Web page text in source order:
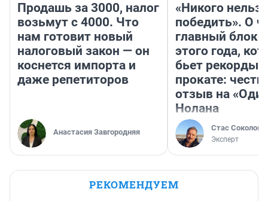
Продашь за 3000, налог
возьмут с 4000. Что
нам готовит новый
налоговый закон — он
коснется импорта и
даже репетиторов
Анастасия Завгородняя
«Никого нельзя
победить». О
главный
этого года,
бьет рекорды в
прокате:
отзыв на
Нолана
Стас Соколов
Эксперт
РЕКОМЕНДУЕМ